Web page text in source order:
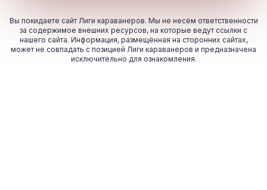
Вы покидаете сайт Лиги караванеров. Мы не несём ответственности
за содержимое внешних ресурсов, на которые ведут ссылки с
нашего сайта. Информация, размещённая на сторонних сайтах,
может не совпадать с позицией Лиги караванеров и предназначена
исключительно для ознакомления.